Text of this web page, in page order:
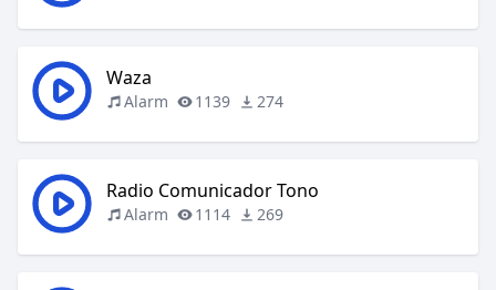
Waza
Alarm 1139 274
Radio Comunicador Tono
Alarm 1114 269